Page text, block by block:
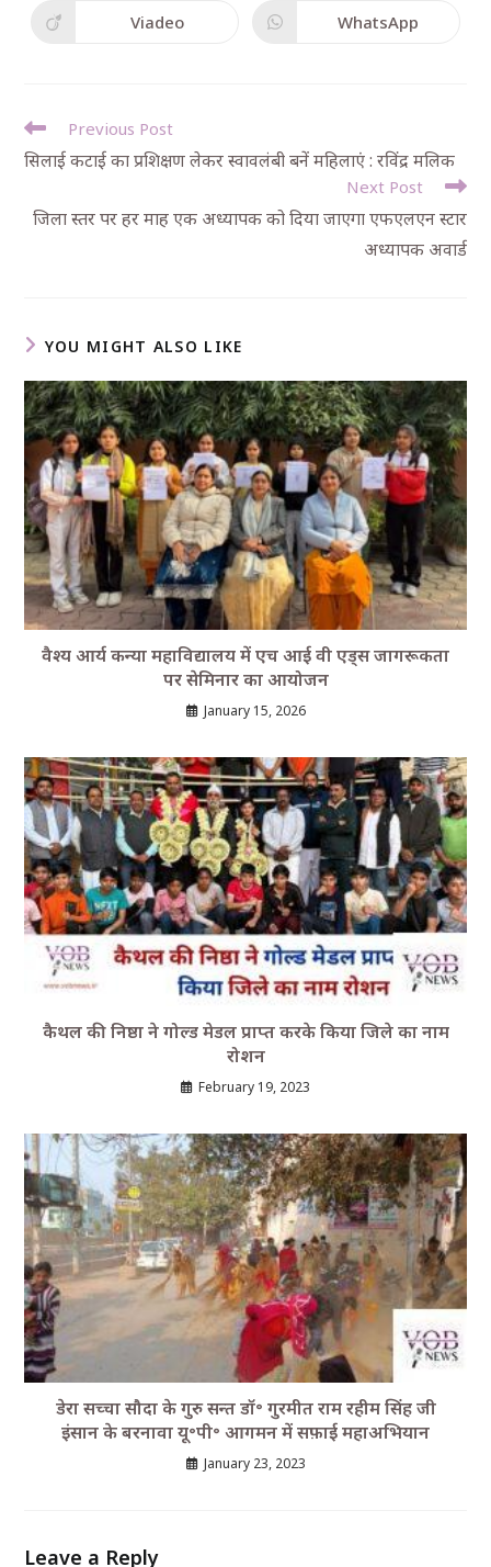
Viadeo WhatsApp
Previous Post
सिलाई कटाई का प्रशिक्षण लेकर स्वावलंबी बनें महिलाएं : रविंद्र मलिक
Next Post
जिला स्तर पर हर माह एक अध्यापक को दिया जाएगा एफएलएन स्टार
अध्यापक अवार्ड
YOU MIGHT ALSO LIKE
वैश्य आर्य कन्या महाविद्यालय में एच आई वी एड्स जागरूकता
पर सेमिनार का आयोजन
January 15, 2026
कैथल की निष्ठा ने गोल्ड मेडल प्राप्त करके किया जिले का नाम
रोशन
February 19, 2023
डेरा सच्चा सौदा के गुरु सन्त डॉ॰ गुरमीत राम रहीम सिंह जी
इंसान के बरनावा यू॰पी॰ आगमन में सफ़ाई महाअभियान
January 23, 2023
Leave a Reply